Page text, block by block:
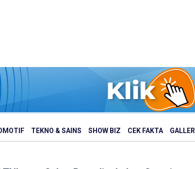
TEKNO & SAINS SHOW BIZ CEK FAKTA GALLERI